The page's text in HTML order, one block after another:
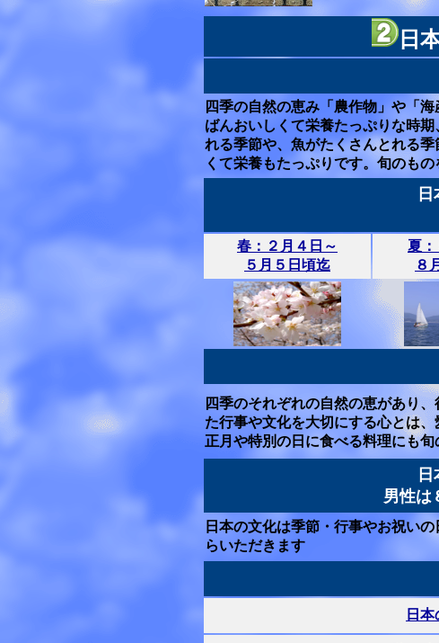
日
四季の自然の恵み「農作物」や「
ばんおいしくて栄養たっぷりな時
れる季節や、魚がたくさんとれる
くて栄養もたっぷりです。旬のも
春：２月４日～
５月５日頃迄
夏：
８
四季のそれぞれの自然の恵があり
た行事や文化を大切にする心とは
正月や特別の日に食べる料理にも旬
男性は
日本の文化は季節・行事やお祝い
らいただきます
日